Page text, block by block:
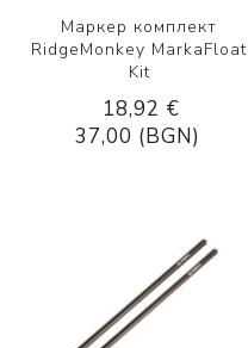
Маркер комплект
RidgeMonkey MarkaFloat
Kit
18,92 €
37,00 (BGN)